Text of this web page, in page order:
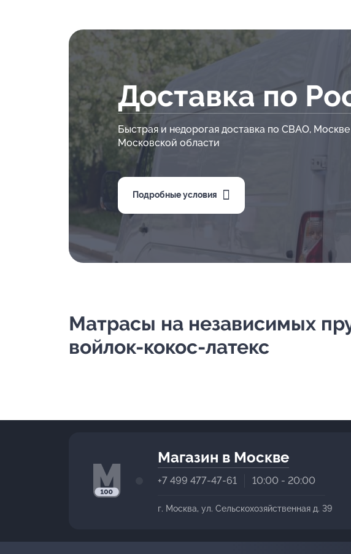
Доставка по
Быстрая и недорогая доставка по СВАО,
Московской области
Подробные условия
Матрасы на независимых
войлок-кокос-латекс
Магазин в Москве
+7 499 477-47-61 10:00 - 20:00
г. Москва, ул. Сельскохозяйственная д. 39